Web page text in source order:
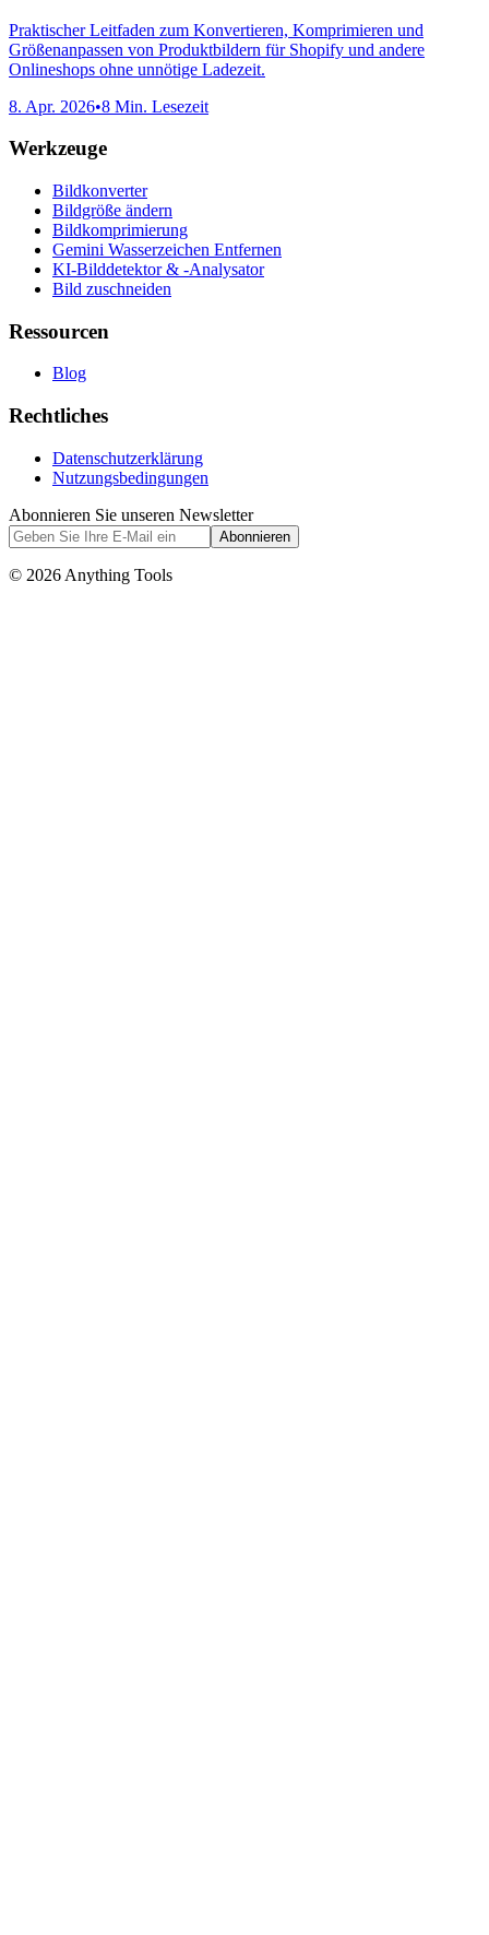
Praktischer Leitfaden zum Konvertieren, Komprimieren und
Größenanpassen von Produktbildern für Shopify und andere
Onlineshops ohne unnötige Ladezeit.
8. Apr. 2026•8 Min. Lesezeit
Werkzeuge
Bildkonverter
Bildgröße ändern
Bildkomprimierung
Gemini Wasserzeichen Entfernen
KI-Bilddetektor & -Analysator
Bild zuschneiden
Ressourcen
Blog
Rechtliches
Datenschutzerklärung
Nutzungsbedingungen
Abonnieren Sie unseren Newsletter
Abonnieren
© 2026 Anything Tools